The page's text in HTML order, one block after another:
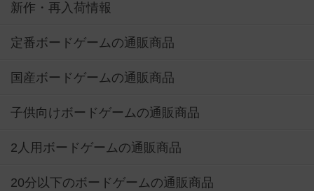
新作・再入荷情報
定番ボードゲームの通販商品
国産ボードゲームの通販商品
子供向けボードゲームの通販商品
2人用ボードゲームの通販商品
20分以下のボードゲームの通販商品